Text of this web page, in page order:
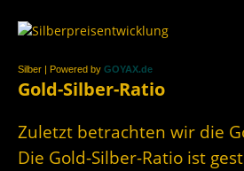
Silber | Powered by GOYAX.de
Gold-Silber-Ratio
Zuletzt betrachten wir die
Die Gold-Silber-Ratio ist